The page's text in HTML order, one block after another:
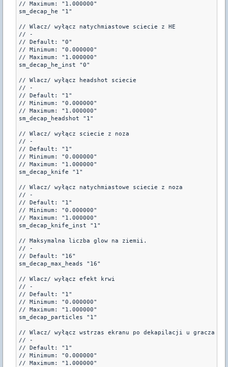
// Maximum: "1.000000"
sm_decap_he "1"
// Wlacz/ wyłącz natychmiastowe sciecie z HE
// -
// Default: "0"
// Minimum: "0.000000"
// Maximum: "1.000000"
sm_decap_he_inst "0"
// Wlacz/ wyłącz headshot sciecie
// -
// Default: "1"
// Minimum: "0.000000"
// Maximum: "1.000000"
sm_decap_headshot "1"
// Wlacz/ wyłącz sciecie z noza
// -
// Default: "1"
// Minimum: "0.000000"
// Maximum: "1.000000"
sm_decap_knife "1"
// Wlacz/ wyłącz natychmiastowe sciecie z noza
// -
// Default: "1"
// Minimum: "0.000000"
// Maximum: "1.000000"
sm_decap_knife_inst "1"
// Maksymalna liczba glow na ziemii.
// -
// Default: "16"
sm_decap_max_heads "16"
// Wlacz/ wyłącz efekt krwi
// -
// Default: "1"
// Minimum: "0.000000"
// Maximum: "1.000000"
sm_decap_particles "1"
// Wlacz/ wyłącz wstrzas ekranu po dekapilacji u gracza
// -
// Default: "1"
// Minimum: "0.000000"
// Maximum: "1.000000"